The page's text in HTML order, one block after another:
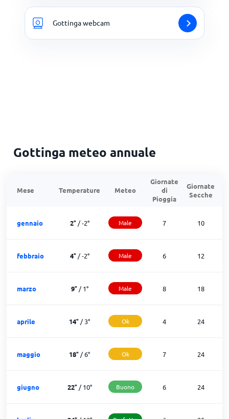
Gottinga webcam
Gottinga meteo annuale
Mese Temperature Meteo
Giornate
di
Pioggia
Giornate
Secche
gennaio 2°/-2° Male 7 10
febbraio 4°/-2° Male 6 12
marzo 9°/1° Male 8 18
aprile 14° /3° Ok 4 24
maggio 18° /6° Ok 7 24
giugno 22°/10° Buono 6 24